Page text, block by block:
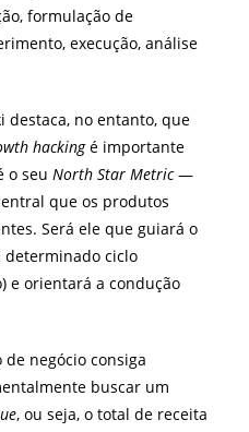
formulação de
execução, análise
destaca, no entanto, que
hackingé importante
o seuNorth Star Metric—
que os produtos
Será ele que guiará o
determinado ciclo
e orientará a condução
negócio consiga
buscar um
, ou seja, o total de receita